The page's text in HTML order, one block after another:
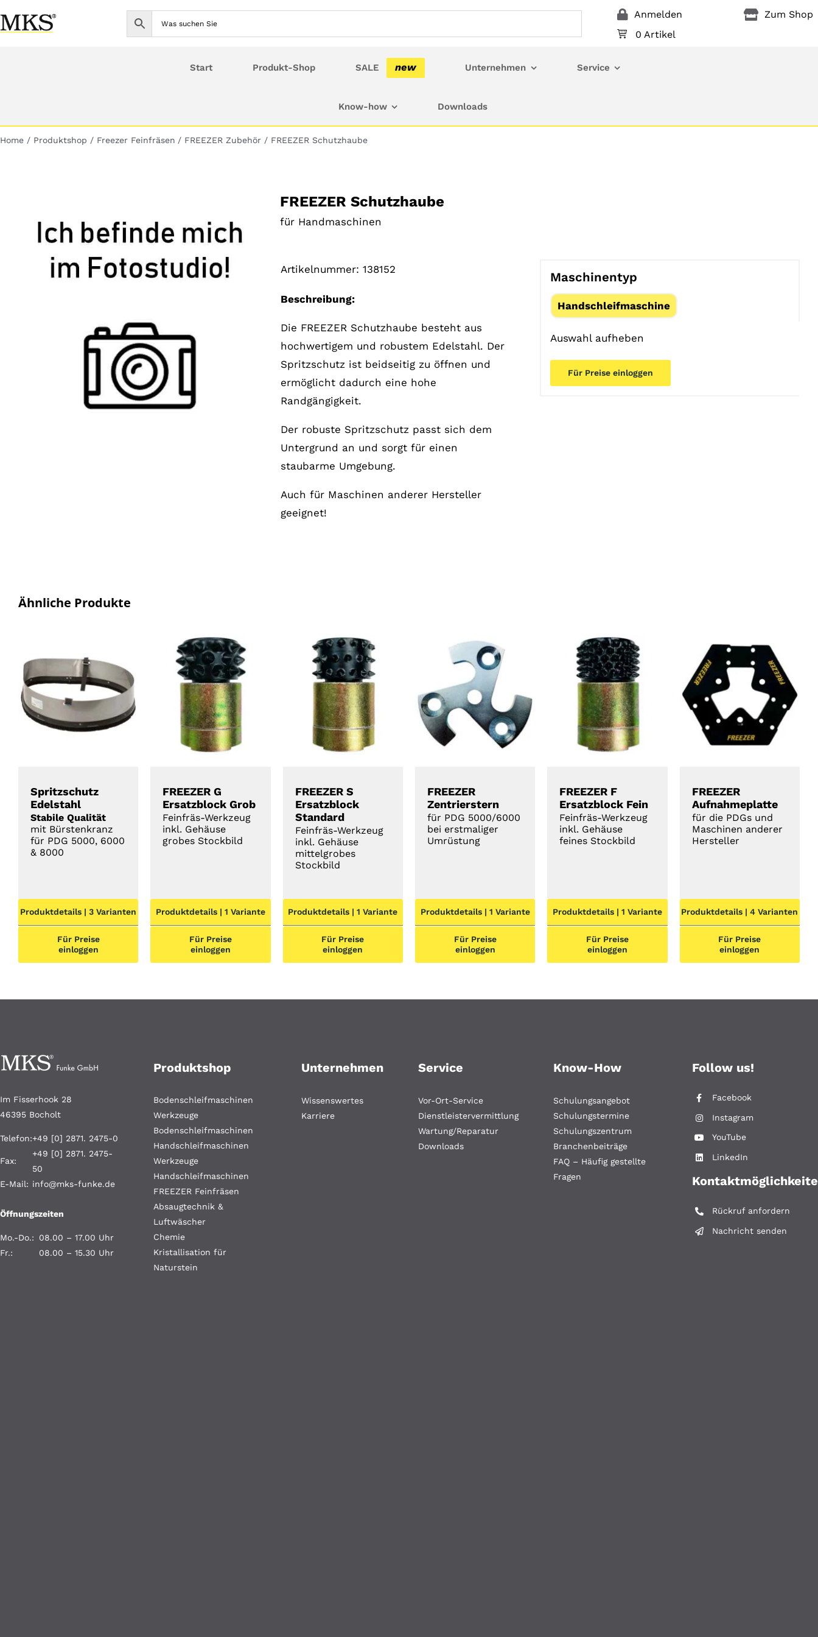
to
Anmelden
Zum Shop
0 Artikel
Start Produkt-Shop SALE new Unternehmen Service
Know-how Downloads
Home Produktshop Freezer Feinfräsen FREEZER Zubehör FREEZER Schutzhaube
FREEZER Schutzhaube
für Handmaschinen
Artikelnummer: 138152
Beschreibung:
Die FREEZER Schutzhaube besteht aus
hochwertigem und robustem Edelstahl. Der
Spritzschutz ist beidseitig zu öffnen und
ermöglicht dadurch eine hohe
Randgängigkeit.
Der robuste Spritzschutz passt sich dem
Untergrund an und sorgt für einen
staubarme Umgebung.
Auch für Maschinen anderer Hersteller
geeignet!
Maschinentyp
Handschleifmaschine
Auswahl aufheben
Für Preise einloggen
Ähnliche Produkte
DETAILS
Spritzschutz
Edelstahl
Stabile Qualität
mit Bürstenkranz
für PDG 5000, 6000
& 8000
Produktdetails | 3 Varianten
Für Preise
einloggen
DETAILS
FREEZER G
Ersatzblock Grob
Feinfräs-Werkzeug
inkl. Gehäuse
grobes Stockbild
Produktdetails | 1 Variante
Für Preise
einloggen
DETAILS
FREEZER S
Ersatzblock
Standard
Feinfräs-Werkzeug
inkl. Gehäuse
mittelgrobes
Stockbild
Produktdetails | 1 Variante
Für Preise
einloggen
DETAILS
FREEZER
Zentrierstern
für PDG 5000/6000
bei erstmaliger
Umrüstung
Produktdetails | 1 Variante
Für Preise
einloggen
DETAILS
FREEZER F
Ersatzblock Fein
Feinfräs-Werkzeug
inkl. Gehäuse
feines Stockbild
Produktdetails | 1 Variante
Für Preise
einloggen
FREEZER
Aufnahmeplatte
für die PDGs und
Maschinen anderer
Hersteller
Produktdetails | 4 Varianten
Für Preise
einloggen
Im Fisserhook 28
46395 Bocholt
Telefon:+49 [0] 2871. 2475-0
Fax:
+49 [0] 2871. 2475-
50
E-Mail: info@mks-funke.de
Öffnungszeiten
Mo.-Do.:
08.00 – 17.00 Uhr
Fr.:
08.00 – 15.30 Uhr
Produktshop
Bodenschleifmaschinen
Werkzeuge
Bodenschleifmaschinen
Handschleifmaschinen
Werkzeuge
Handschleifmaschinen
FREEZER Feinfräsen
Absaugtechnik &
Luftwäscher
Chemie
Kristallisation für
Naturstein
Unternehmen
Wissenswertes
Karriere
Service
Vor-Ort-Service
Dienstleistervermittlung
Wartung/Reparatur
Downloads
Know-How
Schulungsangebot
Schulungstermine
Schulungszentrum
Branchenbeiträge
FAQ – Häufig gestellte
Fragen
Follow us!
Facebook
Instagram
YouTube
LinkedIn
Rückruf anfordern
Nachricht senden